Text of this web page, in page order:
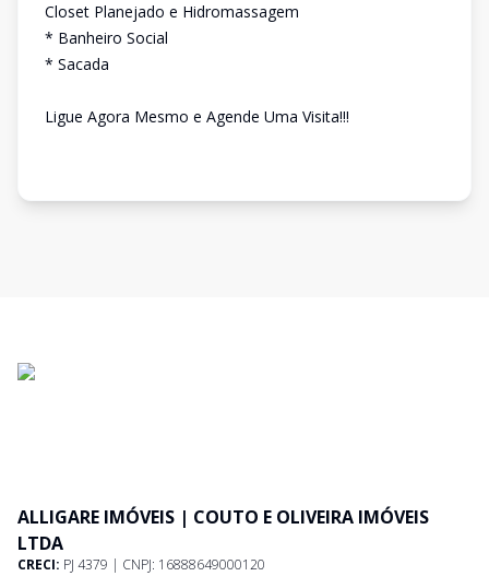
Closet Planejado e Hidromassagem
* Banheiro Social
* Sacada
Ligue Agora Mesmo e Agende Uma Visita!!!
ALLIGARE IMÓVEIS | COUTO E OLIVEIRA IMÓVEIS
LTDA
CRECI: PJ 4379 | CNPJ: 16888649000120